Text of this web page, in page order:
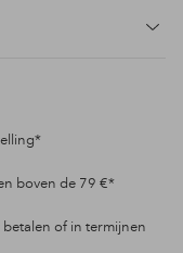
boven de 79 €*
betalen of in termijnen